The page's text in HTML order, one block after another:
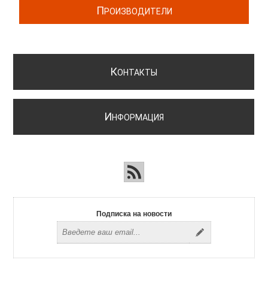
ПРОИЗВОДИТЕЛИ
КОНТАКТЫ
ИНФОРМАЦИЯ
Подписка на новости